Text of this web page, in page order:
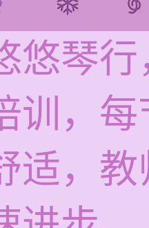
悠琴
训，
适，